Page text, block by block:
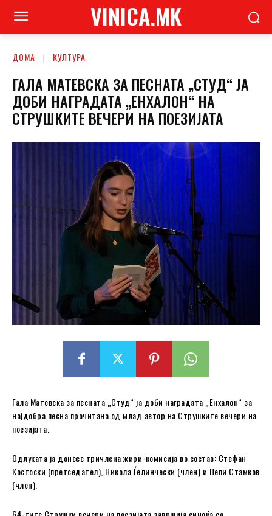
VINICA.MK
ДОМА КУЛТУРА
ГАЛА МАТЕВСКА ЗА ПЕСНАТА „СТУД“ ЈА
ДОБИ НАГРАДАТА „ЕНХАЛОН“ НА
СТРУШКИТЕ ВЕЧЕРИ НА ПОЕЗИЈАТА
Гала Матевска за песната „Студ“ ја доби наградата „Енхалон“ за
најдобра песна прочитана од млад автор на Струшките вечери на
поезијата.
Одлуката ја донесе тричлена жири-комисија во состав: Стефан
Костоски (претседател), Никола Ѓелинчески (член) и Пепи Стамков
(член).